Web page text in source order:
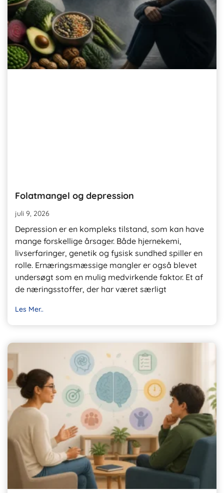
Folatmangel og depression
juli 9, 2026
Depression er en kompleks tilstand, som kan have
mange forskellige årsager. Både hjernekemi,
livserfaringer, genetik og fysisk sundhed spiller en
rolle. Ernæringsmæssige mangler er også blevet
undersøgt som en mulig medvirkende faktor. Et af
de næringsstoffer, der har været særligt
Les Mer..